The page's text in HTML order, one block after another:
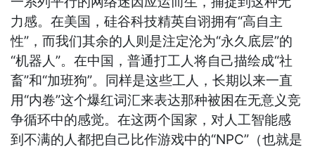
力感。在美国，硅谷科技精英自诩拥有“高自主
性”，而我们其余的人则是注定沦为“永久底层”的
“机器人”。在中国，普通打工人将自己描绘成“社
畜”和“加班狗”。同样是这些工人，长期以来一直
用“内卷”这个爆红词汇来表达那种被困在无意义竞
争循环中的感觉。在这两个国家，对人工智能感
到不满的人都把自己比作游戏中的“NPC”（也就是